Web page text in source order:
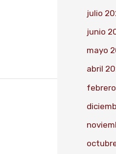
julio
junio
mayo
abril